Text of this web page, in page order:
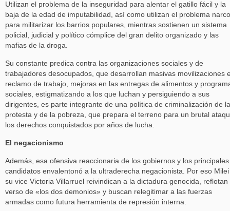
Utilizan el problema de la inseguridad para alentar el gatillo fácil y la
baja de la edad de imputabilidad, así como utilizan el problema narco
para militarizar los barrios populares, mientras sostienen un sistema
policial, judicial y político cómplice del gran delito organizado y las
mafias de la droga.
Su constante predica contra las organizaciones sociales y de
trabajadores desocupados, que desarrollan masivas movilizaciones
reclamo de trabajo, mejoras en las entregas de alimentos y
sociales, estigmatizando a los que luchan y persiguiendo a sus
dirigentes, es parte integrante de una política de criminalización de la
protesta y de la pobreza, que prepara el terreno para un brutal
los derechos conquistados por años de lucha.
El negacionismo
Además, esa ofensiva reaccionaria de los gobiernos y los principales
candidatos envalentonó a la ultraderecha negacionista. Por eso
su vice Victoria Villarruel reivindican a la dictadura genocida, reflotan
verso de «los dos demonios» y buscan relegitimar a las fuerzas
armadas como futura herramienta de represión interna.